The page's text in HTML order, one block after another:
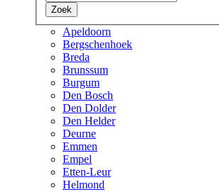
Zoek
Apeldoorn
Bergschenhoek
Breda
Brunssum
Burgum
Den Bosch
Den Dolder
Den Helder
Deurne
Emmen
Empel
Etten-Leur
Helmond